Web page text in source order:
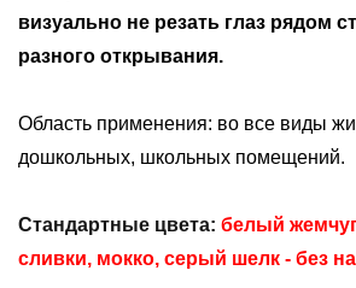
визуально не резать глаз рядом
разного открывания.
Область применения: во все виды
дошкольных, школьных помещений.
Стандартные цвета: белый
сливки, мокко, серый шелк - без